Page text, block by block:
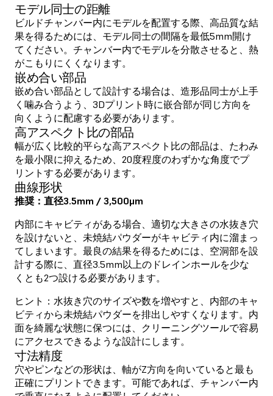
モデル同士の距離
ビルドチャンバー内にモデルを配置する際、高品質な結
果を得るためには、モデル同士の間隔を最低5mm開け
てください。チャンバー内でモデルを分散させると、熱
がこもりにくくなります。
嵌め合い部品
嵌め合い部品として設計する場合は、造形品同士が上手
く噛み合うよう、3Dプリント時に嵌合部が同じ方向を
向くように配慮する必要があります。
高アスペクト比の部品
幅が広く比較的平らな高アスペクト比の部品は、たわみ
を最小限に抑えるため、20度程度のわずかな角度でプ
リントする必要があります。
曲線形状
推奨：直径3.5mm / 3,500μm
内部にキャビティがある場合、適切な大きさの水抜き穴
を設けないと、未焼結パウダーがキャビティ内に溜まっ
てしまいます。最良の結果を得るためには、空洞部を設
計する際に、直径3.5mm以上のドレインホールを少な
くとも2つ設ける必要があります。
ヒント：水抜き穴のサイズや数を増やすと、内部のキャ
ビティから未焼結パウダーを排出しやすくなります。内
面を綺麗な状態に保つには、クリーニングツールで容易
にアクセスできるような設計にします。
寸法精度
穴やピンなどの形状は、軸がZ方向を向いていると最も
正確にプリントできます。可能であれば、チャンバー内